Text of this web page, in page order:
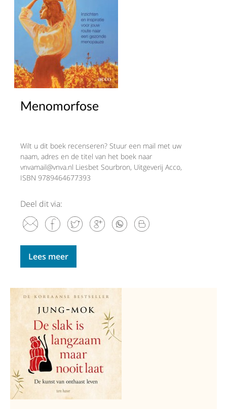
Menomorfose
Wilt u dit boek recenseren? Stuur een mail met uw
naam, adres en de titel van het boek naar
vnvamail@vnva.nl Liesbet Sourbron, Uitgeverij Acco,
ISBN 9789464677393
Deel dit via:
Lees meer